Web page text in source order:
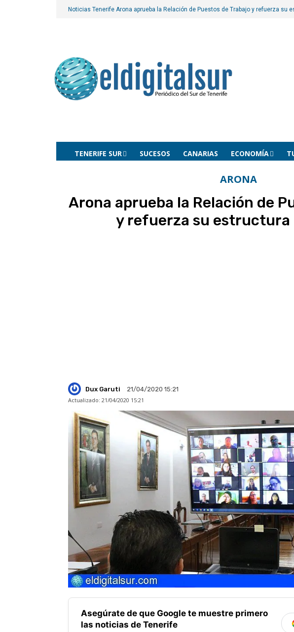
Noticias Tenerife Arona aprueba la Relación de Puestos de Trabajo y refuerza su
TENERIFE SUR SUCESOS CANARIAS ECONOMÍA
ARONA
Arona aprueba la Relación de
y refuerza su estructura
Dux Garuti
21/04/2020 15:21
Actualizado: 21/04/2020 15:21
Asegúrate de que Google te muestre primero
las noticias de Tenerife